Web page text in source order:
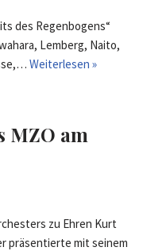
des Regenbogens“
Lemberg, Naito,
Weiterlesen »
MZO am
zu Ehren Kurt
präsentierte mit seinem